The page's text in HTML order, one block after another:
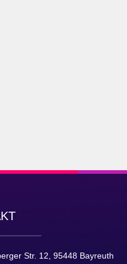
Str. 12, 95448 Bayreuth